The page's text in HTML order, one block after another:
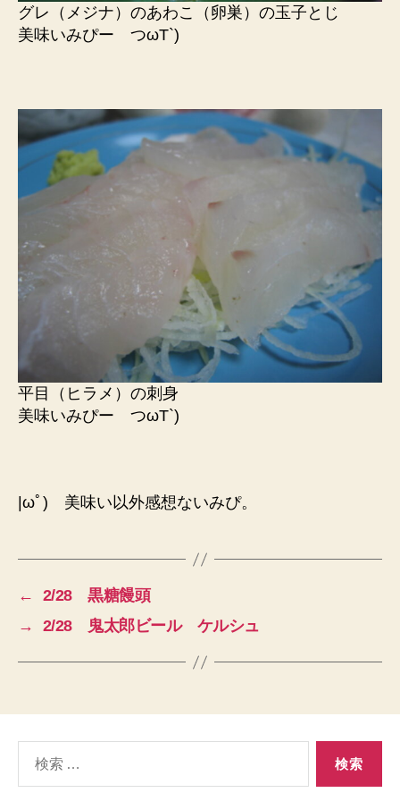
グレ（メジナ）のあわこ（卵巣）の玉子とじ
美味いみぴー つωT`)
平目（ヒラメ）の刺身
美味いみぴー つωT`)
|ωﾟ) 美味い以外感想ないみぴ。
←
2/28 黒糖饅頭
→
2/28 鬼太郎ビール ケルシュ